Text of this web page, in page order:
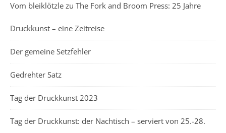
Vom bleiklötzle zu The Fork and Broom Press: 25 Jahre
Druckkunst – eine Zeitreise
Der gemeine Setzfehler
Gedrehter Satz
Tag der Druckkunst 2023
Tag der Druckkunst: der Nachtisch – serviert von 25.-28.